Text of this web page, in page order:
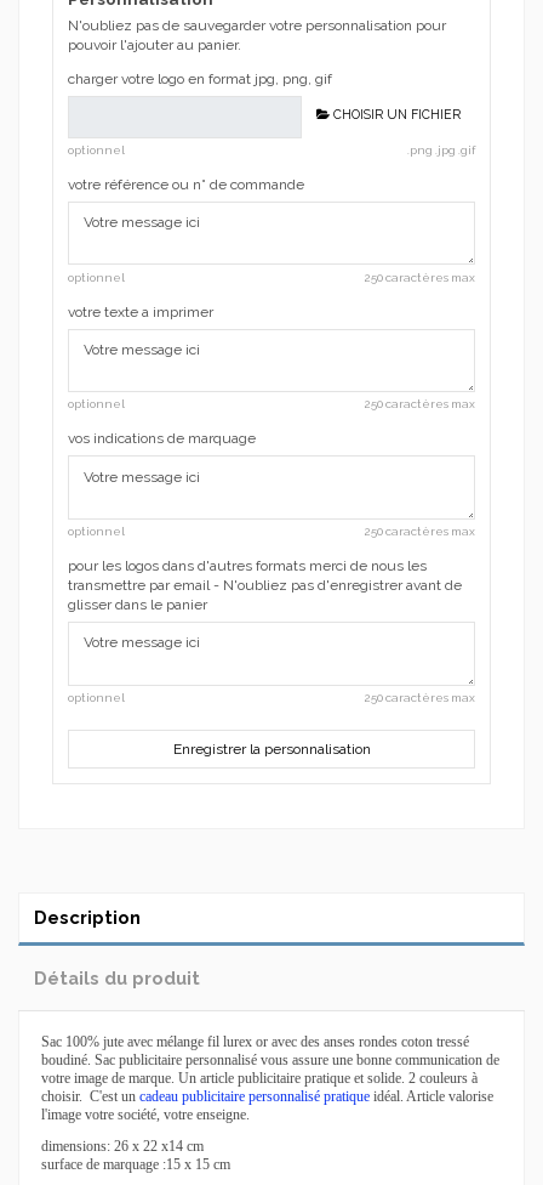
N'oubliez pas de sauvegarder votre personnalisation pour
pouvoir l'ajouter au panier.
charger votre logo en format jpg, png, gif
CHOISIR UN FICHIER
optionnel .png .jpg .gif
votre référence ou n° de commande
optionnel 250 caractères max
votre texte a imprimer
optionnel 250 caractères max
vos indications de marquage
optionnel 250 caractères max
pour les logos dans d'autres formats merci de nous les
transmettre par email - N'oubliez pas d'enregistrer avant de
glisser dans le panier
optionnel 250 caractères max
Enregistrer la personnalisation
Description
Détails du produit
Sac 100% jute avec mélange fil lurex or avec des anses rondes coton tressé
boudiné. Sac publicitaire personnalisé vous assure une bonne communication de
votre image de marque. Un article publicitaire pratique et solide. 2 couleurs à
choisir. C'est un cadeau publicitaire personnalisé pratique idéal. Article valorise
l'image votre société, votre enseigne.
dimensions: 26 x 22 x14 cm
surface de marquage :15 x 15 cm